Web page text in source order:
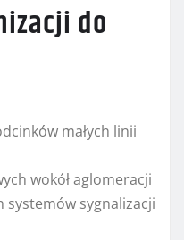
do
małych linii
wokół aglomeracji
systemów sygnalizacji